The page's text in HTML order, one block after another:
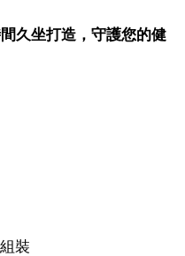
久坐打造，守護您的健
裝